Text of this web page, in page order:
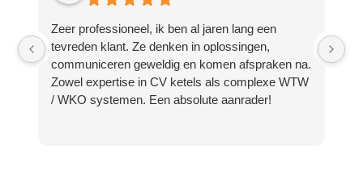
Zeer professioneel, ik ben al jaren lang een
tevreden klant. Ze denken in oplossingen,
communiceren geweldig en komen afspraken na.
Zowel expertise in CV ketels als complexe WTW
/ WKO systemen. Een absolute aanrader!